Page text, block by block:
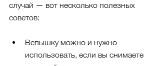
случай — вот несколько полезных
советов:
Вспышку можно и нужно
использовать, если вы снимаете